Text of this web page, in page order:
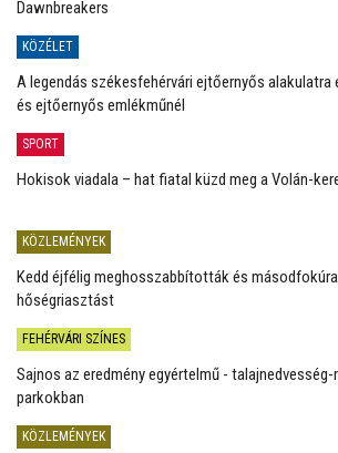
Dawnbreakers
KÖZÉLET
A legendás székesfehérvári ejtőernyős alakulatra
és ejtőernyős emlékműnél
SPORT
Hokisok viadala – hat fiatal küzd meg a Volán-
KÖZLEMÉNYEK
Kedd éjfélig meghosszabbították és
hőségriasztást
FEHÉRVÁRI SZÍNES
Sajnos az eredmény egyértelmű -
parkokban
KÖZLEMÉNYEK